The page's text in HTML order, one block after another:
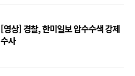
[영상] 경찰, 한미일보 압수수색 강제
수사